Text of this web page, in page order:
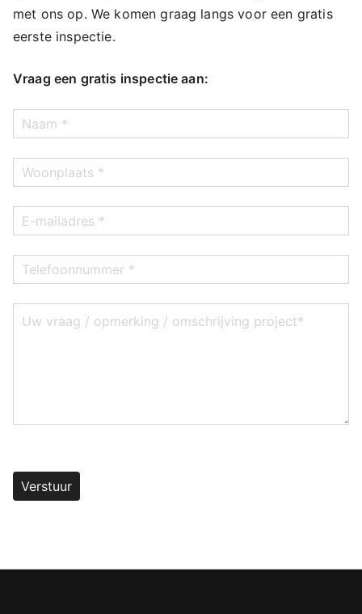
met ons op. We komen graag langs voor een gratis
eerste inspectie.
Vraag een gratis inspectie aan:
e